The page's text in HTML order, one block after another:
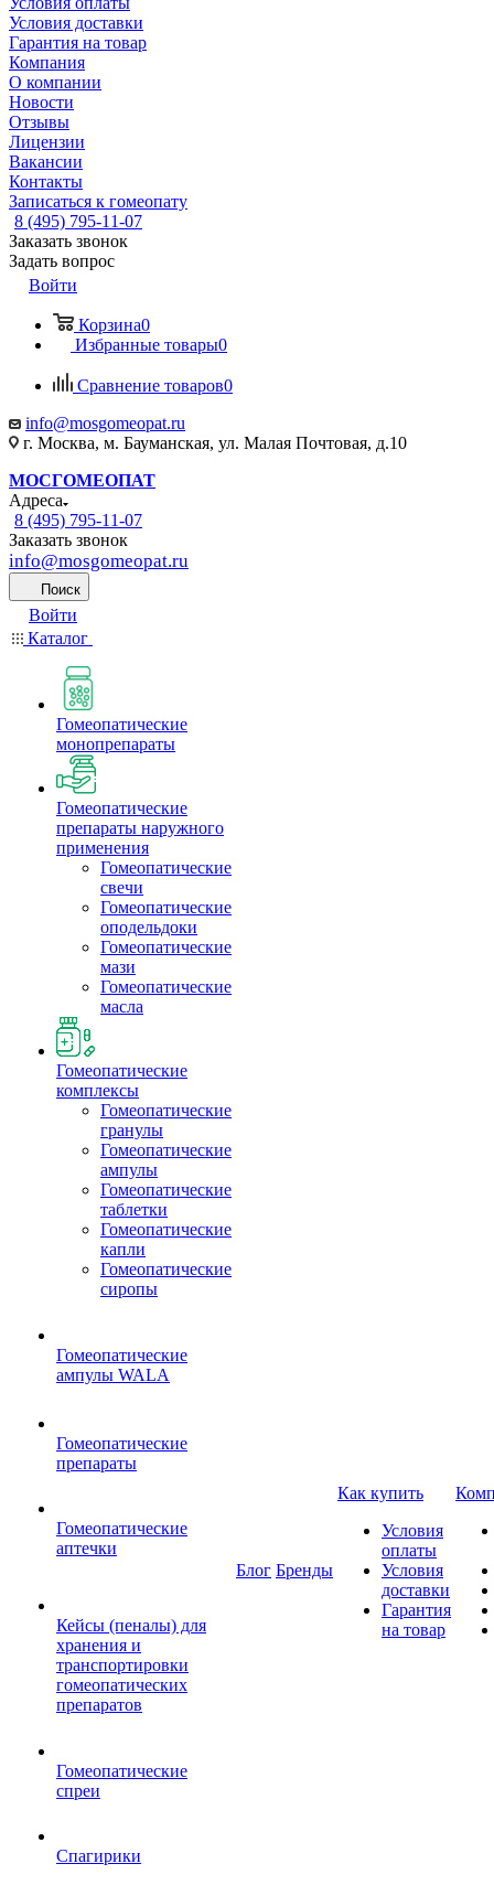
Условия доставки
Гарантия на товар
Компания
О компании
Новости
Отзывы
Лицензии
Вакансии
Контакты
Записаться к гомеопату
8 (495) 795-11-07
Заказать звонок
Задать вопрос
Войти
Корзина0
Избранные товары0
Сравнение товаров0
info@mosgomeopat.ru
г. Москва, м. Бауманская, ул. Малая Почтовая, д.10
МОСГОМЕОПАТ
Адреса
8 (495) 795-11-07
Заказать звонок
info@mosgomeopat.ru
Поиск
Войти
Каталог
Гомеопатические
монопрепараты
Гомеопатические
препараты наружного
применения
Гомеопатические
свечи
Гомеопатические
оподельдоки
Гомеопатические
мази
Гомеопатические
масла
Гомеопатические
комплексы
Гомеопатические
гранулы
Гомеопатические
ампулы
Гомеопатические
таблетки
Гомеопатические
капли
Гомеопатические
сиропы
Гомеопатические
ампулы WALA
Гомеопатические
препараты
Гомеопатические
аптечки
Кейсы (пеналы) для
хранения и
транспортировки
гомеопатических
препаратов
Гомеопатические
спреи
Спагирики
Блог Бренды
Как купить
Условия
оплаты
Условия
доставки
Гарантия
на товар